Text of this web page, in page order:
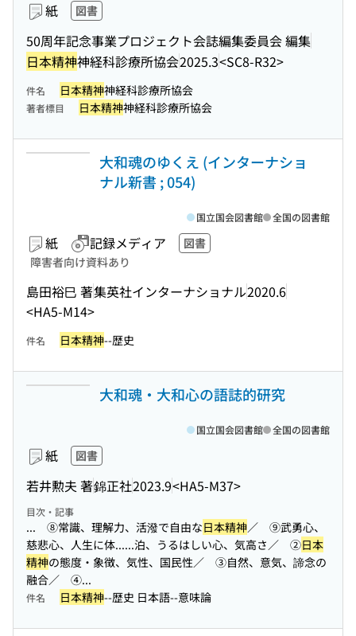
紙 図書
50周年記念事業プロジェクト会誌編集委員会 編集
日本精神神経科診療所協会2025.3<SC8-R32>
件名 日本精神神経科診療所協会
著者標目 日本精神神経科診療所協会
大和魂のゆくえ (インターナショ
ナル新書 ; 054)
紙 記録メディア
図書
障害者向け資料あり
島田裕巳 著集英社インターナショナル2020.6
<HA5-M14>
国立国会図書館 全国の図書館
件名 日本精神--歴史
大和魂・大和心の語誌的研究
紙 図書
若井勲夫 著錦正社2023.9<HA5-M37>
国立国会図書館 全国の図書館
目次・記事
... ⑧常識、理解力、活潑で自由な日本精神／ ⑨武勇心、
慈悲心、人生に体......泊、うるはしい心、気高さ／ ②日本
精神の態度・象徴、気性、国民性／ ③自然、意気、諦念の
融合／ ④...
件名 日本精神--歴史 日本語--意味論